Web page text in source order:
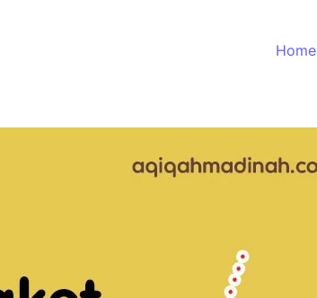
Home